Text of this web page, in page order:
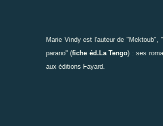
Marie Vindy est l'auteur de "Mektoub",
parano" (fiche éd.La Tengo) : ses
aux éditions Fayard.